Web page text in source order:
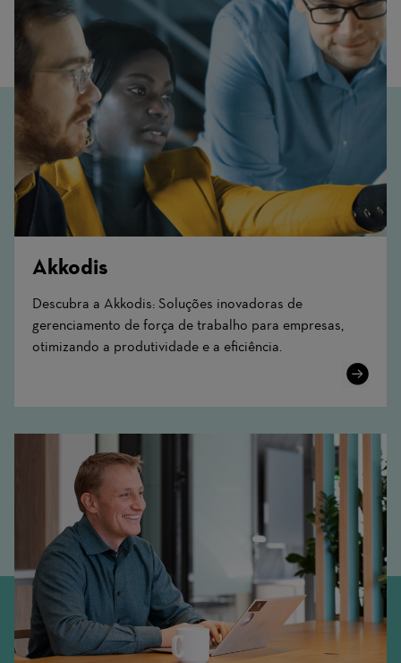
Akkodis
Descubra a Akkodis: Soluções inovadoras de
gerenciamento de força de trabalho para empresas,
otimizando a produtividade e a eficiência.
Learn